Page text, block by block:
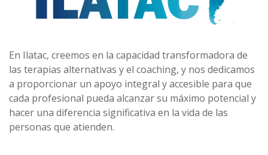
En Ilatac, creemos en la capacidad transformadora de
las terapias alternativas y el coaching, y nos dedicamos
a proporcionar un apoyo integral y accesible para que
cada profesional pueda alcanzar su máximo potencial y
hacer una diferencia significativa en la vida de las
personas que atienden.